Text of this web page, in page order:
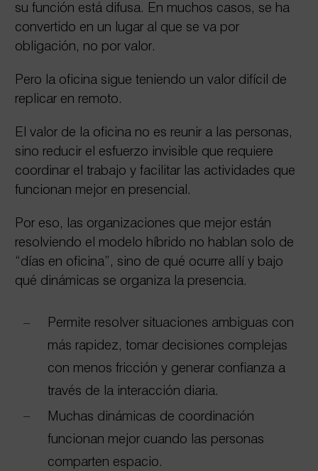
su función está difusa. En muchos casos, se ha
convertido en un lugar al que se va por
obligación, no por valor.
Pero la oficina sigue teniendo un valor difícil de
replicar en remoto.
El valor de la oficina no es reunir a las personas,
sino reducir el esfuerzo invisible que requiere
coordinar el trabajo y facilitar las actividades que
funcionan mejor en presencial.
Por eso, las organizaciones que mejor están
resolviendo el modelo híbrido no hablan solo de
“días en oficina”, sino de qué ocurre allí y bajo
qué dinámicas se organiza la presencia.
Permite resolver situaciones ambiguas con
más rapidez, tomar decisiones complejas
con menos fricción y generar confianza a
través de la interacción diaria.
Muchas dinámicas de coordinación
funcionan mejor cuando las personas
comparten espacio.